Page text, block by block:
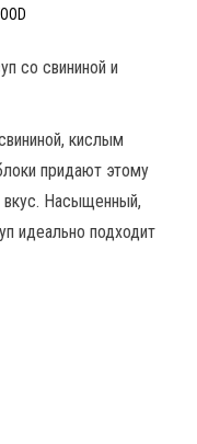
кислым
придают этому
Насыщенный,
идеально подходит